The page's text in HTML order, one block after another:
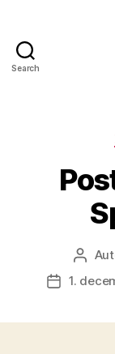
Search
Autor
článku
Dátum
1.